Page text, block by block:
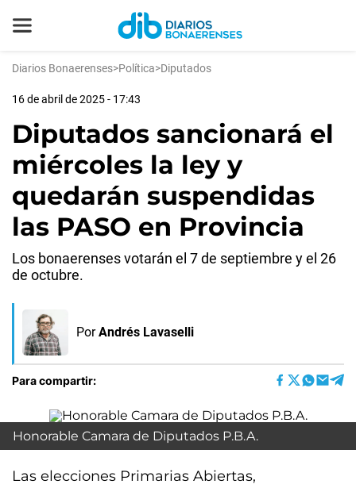
Diarios Bonaerenses>Política>Diputados
16 de abril de 2025 - 17:43
Diputados sancionará el
miércoles la ley y
quedarán suspendidas
las PASO en Provincia
Los bonaerenses votarán el 7 de septiembre y el 26
de octubre.
Por Andrés Lavaselli
Para compartir:
Honorable Camara de Diputados P.B.A.
Las elecciones Primarias Abiertas,